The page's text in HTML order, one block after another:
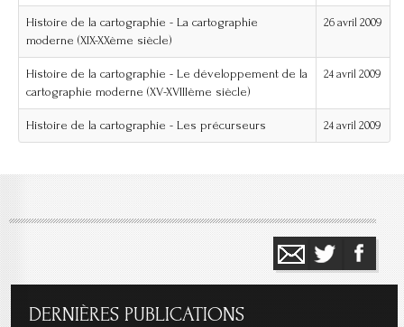
Histoire de la cartographie - La cartographie
moderne (XIX-XXème siècle)
26 avril 2009
Histoire de la cartographie - Le développement de la
cartographie moderne (XV-XVIIIème siècle)
24 avril 2009
Histoire de la cartographie - Les précurseurs 24 avril 2009
DERNIÈRES PUBLICATIONS